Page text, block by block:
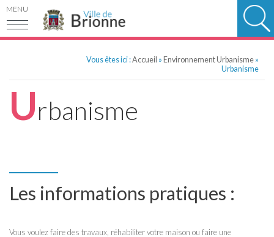
MENU
Vous êtes ici :Accueil » Environnement Urbanisme »
Urbanisme
Urbanisme
Les informations pratiques :
Vous voulez faire des travaux, réhabiliter votre maison ou faire une